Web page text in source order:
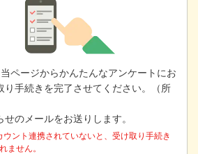
ページからかんたんなアンケートにお
り手続きを完了させてください。（所
のメールをお送りします。
ウント連携されていないと、受け取り手続き
ません。